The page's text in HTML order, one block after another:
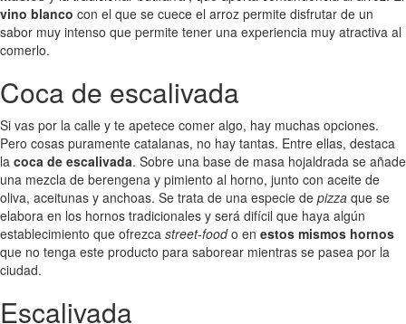
vino blanco con el que se cuece el arroz permite disfrutar de un
sabor muy intenso que permite tener una experiencia muy atractiva al
comerlo.
Coca de escalivada
Si vas por la calle y te apetece comer algo, hay muchas opciones.
Pero cosas puramente catalanas, no hay tantas. Entre ellas, destaca
la coca de escalivada. Sobre una base de masa hojaldrada se añade
una mezcla de berengena y pimiento al horno, junto con aceite de
oliva, aceitunas y anchoas. Se trata de una especie de pizza que se
elabora en los hornos tradicionales y será difícil que haya algún
establecimiento que ofrezca street-foodo en estos mismos hornos
que no tenga este producto para saborear mientras se pasea por la
ciudad.
Escalivada